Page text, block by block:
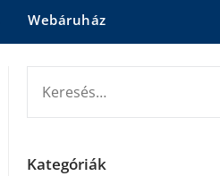
Webáruház
Kategóriák